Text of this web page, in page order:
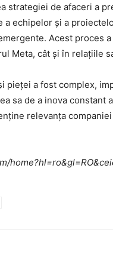
strategiei de afaceri a
echipelor și a
Acest proces
Meta, cât și în relațiile
a fost complex,
sa de a inova constant
relevanța